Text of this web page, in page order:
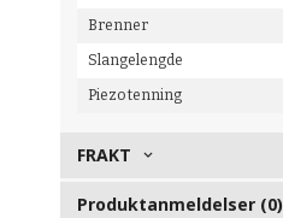
Brenner
Slangelengde
Piezo tenning
FRAKT
Produktanmeldelser (0)